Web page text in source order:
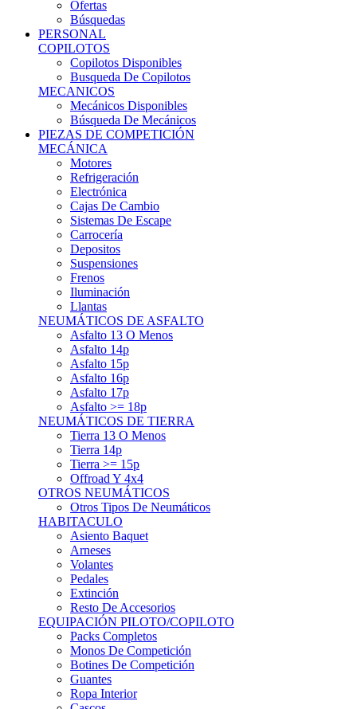
Carrocería
Depositos
Suspensiones
Frenos
Iluminación
Llantas
NEUMÁTICOS DE ASFALTO
Asfalto 13 O Menos
Asfalto 14p
Asfalto 15p
Asfalto 16p
Asfalto 17p
Asfalto >= 18p
NEUMÁTICOS DE TIERRA
Tierra 13 O Menos
Tierra 14p
Tierra >= 15p
Offroad Y 4x4
OTROS NEUMÁTICOS
Otros Tipos De Neumáticos
HABITACULO
Asiento Baquet
Arneses
Volantes
Pedales
Extinción
Resto De Accesorios
EQUIPACIÓN PILOTO/COPILOTO
Packs Completos
Monos De Competición
Botines De Competición
Guantes
Ropa Interior
Cascos
Sistemas Hans
Bolsas Y Mochilas
Equipación Para Mecánicos
ANUNCIOS DE COMPRA
Compra De Piezas
Compra De Neumáticos
Compra De Accesorios De Habitáculo
Compra De Equipación
VEHÍCULOS CLÁSICOS
VEHÍCULOS CLÁSICOS
Clásicos De Calle
Clásicos De Competición
Motores
Cajas De Cambio
Carrocería